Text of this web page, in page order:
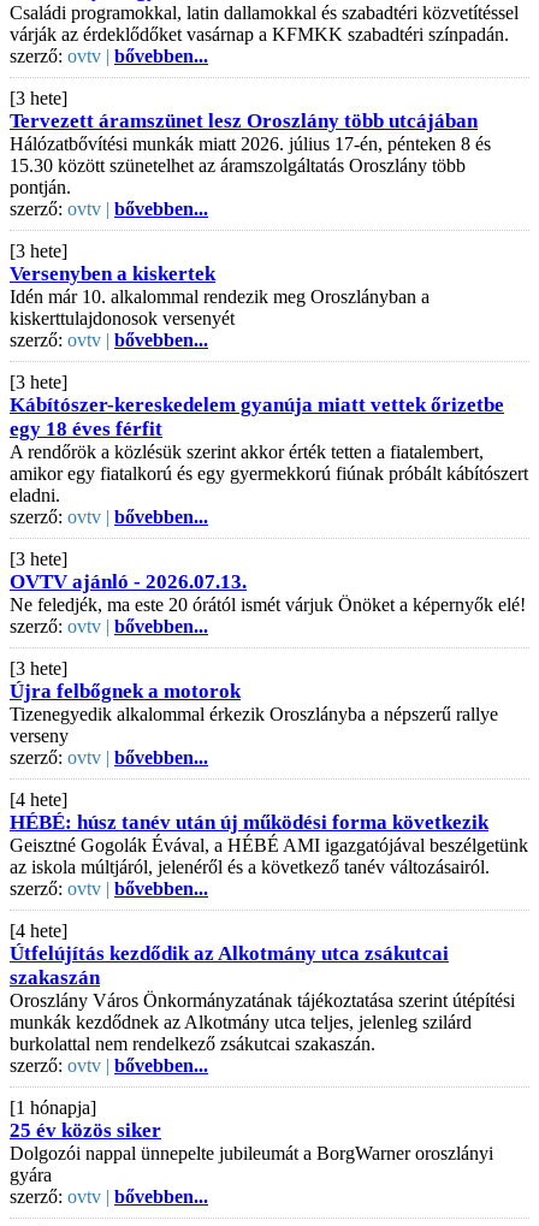
Családi programokkal, latin dallamokkal és szabadtéri közvetítéssel
várják az érdeklődőket vasárnap a KFMKK szabadtéri színpadán.
szerző: ovtv | bővebben...
[3 hete]
Tervezett áramszünet lesz Oroszlány több utcájában
Hálózatbővítési munkák miatt 2026. július 17-én, pénteken 8 és
15.30 között szünetelhet az áramszolgáltatás Oroszlány több
pontján.
szerző: ovtv | bővebben...
[3 hete]
Versenyben a kiskertek
Idén már 10. alkalommal rendezik meg Oroszlányban a
kiskerttulajdonosok versenyét
szerző: ovtv | bővebben...
[3 hete]
Kábítószer-kereskedelem gyanúja miatt vettek őrizetbe
egy 18 éves férfit
A rendőrök a közlésük szerint akkor érték tetten a fiatalembert,
amikor egy fiatalkorú és egy gyermekkorú fiúnak próbált kábítószert
eladni.
szerző: ovtv | bővebben...
[3 hete]
OVTV ajánló - 2026.07.13.
Ne feledjék, ma este 20 órától ismét várjuk Önöket a képernyők elé!
szerző: ovtv | bővebben...
[3 hete]
Újra felbőgnek a motorok
Tizenegyedik alkalommal érkezik Oroszlányba a népszerű rallye
verseny
szerző: ovtv | bővebben...
[4 hete]
HÉBÉ: húsz tanév után új működési forma következik
Geisztné Gogolák Évával, a HÉBÉ AMI igazgatójával beszélgetünk
az iskola múltjáról, jelenéről és a következő tanév változásairól.
szerző: ovtv | bővebben...
[4 hete]
Útfelújítás kezdődik az Alkotmány utca zsákutcai
szakaszán
Oroszlány Város Önkormányzatának tájékoztatása szerint útépítési
munkák kezdődnek az Alkotmány utca teljes, jelenleg szilárd
burkolattal nem rendelkező zsákutcai szakaszán.
szerző: ovtv | bővebben...
[1 hónapja]
25 év közös siker
Dolgozói nappal ünnepelte jubileumát a BorgWarner oroszlányi
gyára
szerző: ovtv | bővebben...